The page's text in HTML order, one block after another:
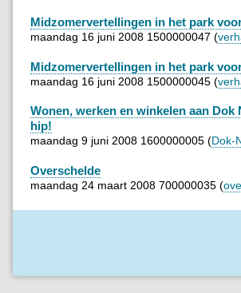
Midzomervertellingen in het park
maandag 16 juni 2008 1500000047 (
Midzomervertellingen in het park
maandag 16 juni 2008 1500000045 (
Wonen, werken en winkelen aan
hip!
maandag 9 juni 2008 1600000005 (Dok-
Overschelde
maandag 24 maart 2008 700000035 (